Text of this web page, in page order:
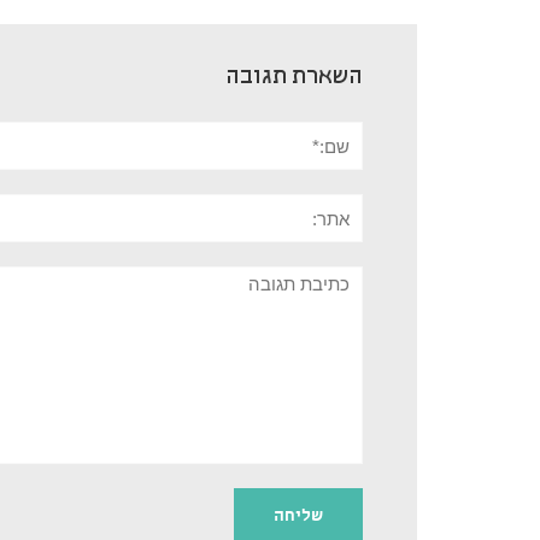
השארת תגובה